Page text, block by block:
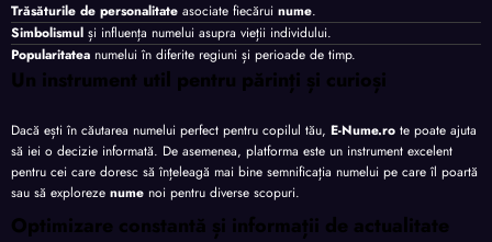
Trăsăturile de personalitate asociate fiecărui nume.
Simbolismul și influența numelui asupra vieții individului.
Popularitatea numelui în diferite regiuni și perioade de timp.
Un instrument util pentru părinți și curioși
Dacă ești în căutarea numelui perfect pentru copilul tău, E-Nume.ro te poate ajuta
să iei o decizie informată. De asemenea, platforma este un instrument excelent
pentru cei care doresc să înțeleagă mai bine semnificația numelui pe care îl poartă
sau să exploreze nume noi pentru diverse scopuri.
Optimizare constantă și informații de actualitate